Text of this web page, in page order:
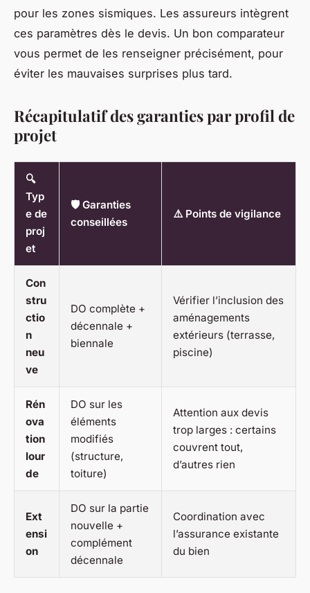
pour les zones sismiques. Les assureurs intègrent
ces paramètres dès le devis. Un bon comparateur
vous permet de les renseigner précisément, pour
éviter les mauvaises surprises plus tard.
Récapitulatif des garanties par profil de
projet
🔍
Typ
e de
proj
et
🛡️ Garanties
conseillées
⚠️ Points de vigilance
Con
stru
ctio
n
neu
ve
DO complète +
décennale +
biennale
Vérifier l’inclusion des
aménagements
extérieurs (terrasse,
piscine)
Rén
ova
tion
lour
de
DO sur les
éléments
modifiés
(structure,
toiture)
Attention aux devis
trop larges : certains
couvrent tout,
d’autres rien
Ext
ensi
on
DO sur la partie
nouvelle +
complément
décennale
Coordination avec
l’assurance existante
du bien